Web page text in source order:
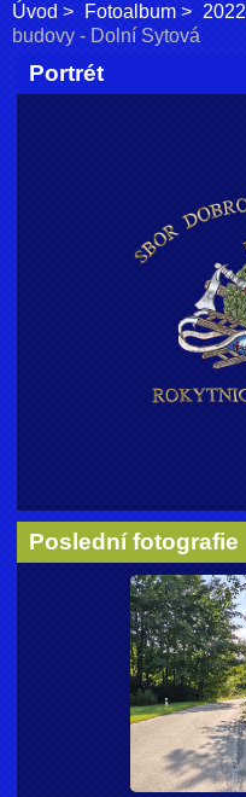
Úvod Fotoalbum 2022
budovy - Dolní Sytová
Portrét
Poslední fotografie